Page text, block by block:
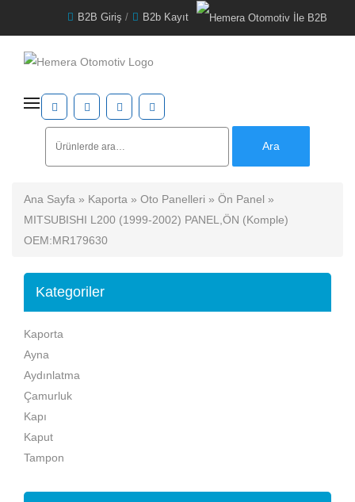
B2B Giriş / B2b Kayıt
Ara
Ana Sayfa » Kaporta » Oto Panelleri » Ön Panel »
MITSUBISHI L200 (1999-2002) PANEL,ÖN (Komple)
OEM:MR179630
Kategoriler
Kaporta
Ayna
Aydınlatma
Çamurluk
Kapı
Kaput
Tampon